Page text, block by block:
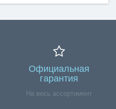
Официальная
гарантия
На весь ассортимент